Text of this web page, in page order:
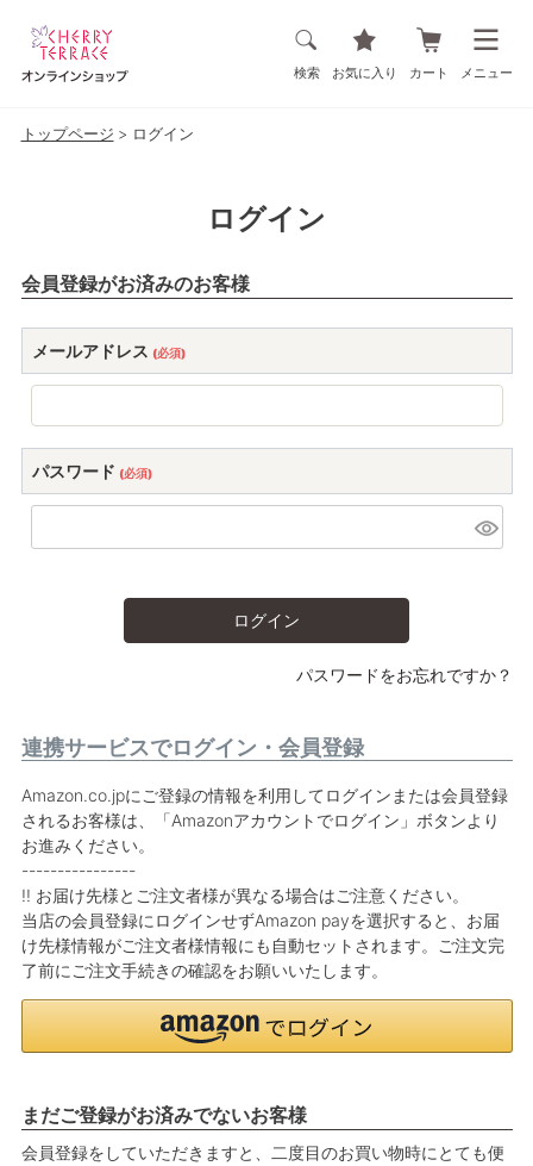
検索 お気に入り カート メニュー
トップページ ログイン
ログイン
会員登録がお済みのお客様
メールアドレス (必須)
パスワード (必須)
ログイン
パスワードをお忘れですか？
連携サービスでログイン・会員登録
Amazon.co.jpにご登録の情報を利用してログインまたは会員登録
されるお客様は、「Amazonアカウントでログイン」ボタンより
お進みください。
----------------
!! お届け先様とご注文者様が異なる場合はご注意ください。
当店の会員登録にログインせずAmazon payを選択すると、お届
け先様情報がご注文者様情報にも自動セットされます。ご注文完
了前にご注文手続きの確認をお願いいたします。
まだご登録がお済みでないお客様
会員登録をしていただきますと、二度目のお買い物時にとても便